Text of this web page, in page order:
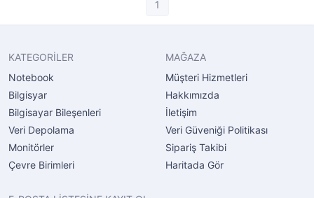
1
KATEGORİLER
Notebook
Bilgisyar
Bilgisayar Bileşenleri
Veri Depolama
Monitörler
Çevre Birimleri
MAĞAZA
Müşteri Hizmetleri
Hakkımızda
İletişim
Veri Güveniği Politikası
Sipariş Takibi
Haritada Gör